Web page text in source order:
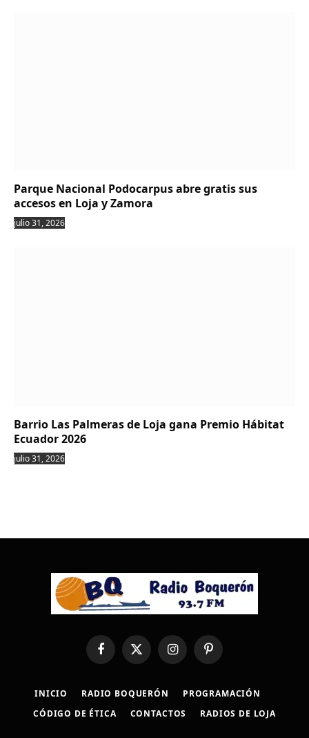
Parque Nacional Podocarpus abre gratis sus
accesos en Loja y Zamora
julio 31, 2026
Barrio Las Palmeras de Loja gana Premio Hábitat
Ecuador 2026
julio 31, 2026
FacebookX
(Twitter)
InstagramPinterest
INICIO RADIO BOQUERÓN
PROGRAMACIÓN
CÓDIGO DE ÉTICA
CONTACTOS RADIOS DE LOJA